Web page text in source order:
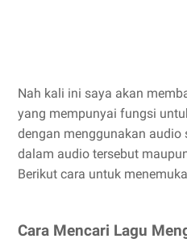
Nah kali ini saya akan
yang mempunyai fungsi
dengan menggunakan audio
dalam audio tersebut
Berikut cara untuk
Cara Mencari Lagu